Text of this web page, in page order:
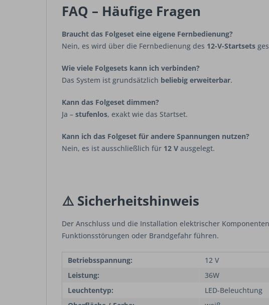
FAQ – Häufige Fragen
Braucht das Folgeset eine eigene Fernbedienung?
Nein, es wird über die Fernbedienung des 12-V-Startsets
Wie viele Folgesets kann ich verbinden?
Das System ist grundsätzlich beliebig erweiterbar.
Kann das Folgeset dimmen?
Ja – stufenlos, exakt wie das Startset.
Kann ich das Folgeset für andere Spannungen nutzen?
Nein, es ist ausschließlich für 12 V ausgelegt.
⚠️ Sicherheitshinweis
Der Anschluss und die Installation elektrischer
Funktionsstörungen oder Brandgefahr führen.
Betriebsspannung:
12 V
Leistung:
36W
Leuchtentyp:
LED-Beleuchtung